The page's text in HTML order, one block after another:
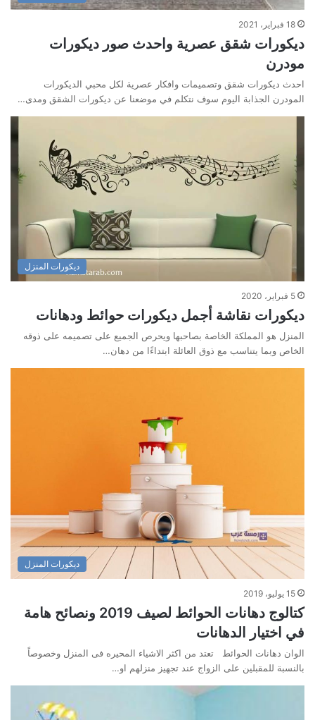
18 فبراير، 2021
ديكورات شقق عصرية واحدث صور ديكورات
مودرن
احدث ديكورات شقق وتصميمات وافكار عصرية لكل محبي الديكورات
المودرن الجذابة اليوم سوف نتكلم في موضعنا عن ديكورات الشقق ومدى…
ديكورات المنزل
5 فبراير، 2020
ديكورات نقاشة أجمل ديكورات حوائط ودهانات
المنزل هو المملكة الخاصة بصاحبها ويحرص الجميع على تصميمه على ذوقه
الخاص وبما يتناسب مع ذوق العائلة ابتداءًا من دهان…
ديكورات المنزل
15 يوليو، 2019
كتالوج دهانات الحوائط لصيف 2019 ونصائح هامة
في اختيار الدهانات
الوان دهانات الحوائط تعتد من اكثر الاشياء المحيره فى المنزل وخصوصاً
بالنسبة للمقبلين على الزواج عند تجهيز منزلهم او…